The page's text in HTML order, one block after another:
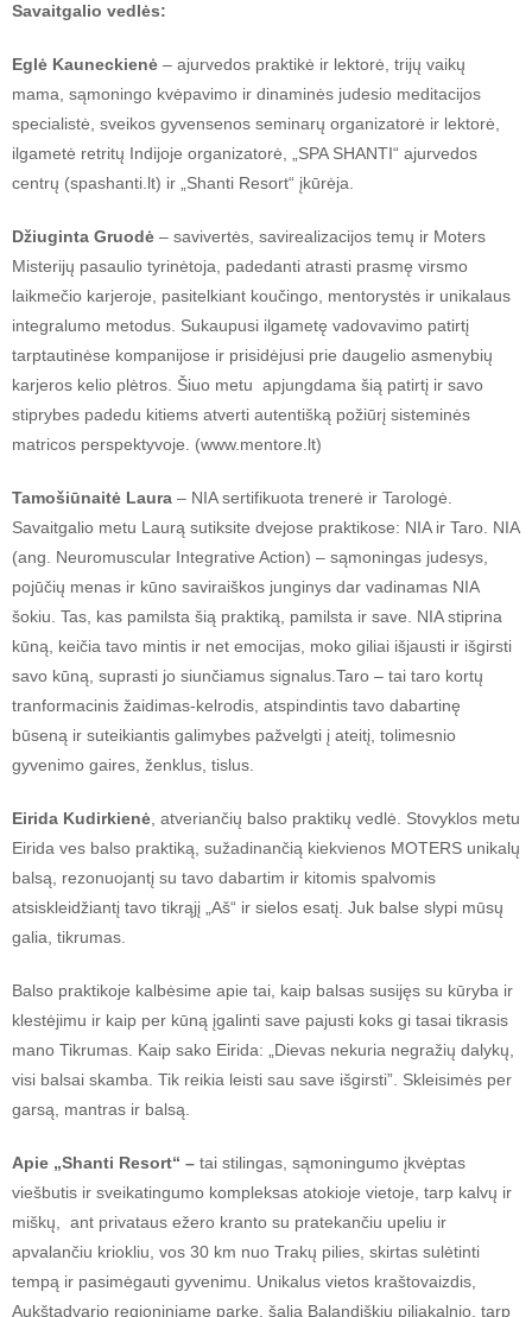
Savaitgalio vedlės:
Eglė Kauneckienė – ajurvedos praktikė ir lektorė, trijų vaikų
mama, sąmoningo kvėpavimo ir dinaminės judesio meditacijos
specialistė, sveikos gyvensenos seminarų organizatorė ir lektorė,
ilgametė retritų Indijoje organizatorė, „SPA SHANTI“ ajurvedos
centrų (spashanti.lt) ir „Shanti Resort“ įkūrėja.
Džiuginta Gruodė – savivertės, savirealizacijos temų ir Moters
Misterijų pasaulio tyrinėtoja, padedanti atrasti prasmę virsmo
laikmečio karjeroje, pasitelkiant koučingo, mentorystės ir unikalaus
integralumo metodus. Sukaupusi ilgametę vadovavimo patirtį
tarptautinėse kompanijose ir prisidėjusi prie daugelio asmenybių
karjeros kelio plėtros. Šiuo metu apjungdama šią patirtį ir savo
stiprybes padedu kitiems atverti autentišką požiūrį sisteminės
matricos perspektyvoje. (www.mentore.lt)
Tamošiūnaitė Laura – NIA sertifikuota trenerė ir Tarologė.
Savaitgalio metu Laurą sutiksite dvejose praktikose: NIA ir Taro. NIA
(ang. Neuromuscular Integrative Action) – sąmoningas judesys,
pojūčių menas ir kūno saviraiškos junginys dar vadinamas NIA
šokiu. Tas, kas pamilsta šią praktiką, pamilsta ir save. NIA stiprina
kūną, keičia tavo mintis ir net emocijas, moko giliai išjausti ir išgirsti
savo kūną, suprasti jo siunčiamus signalus.Taro – tai taro kortų
tranformacinis žaidimas-kelrodis, atspindintis tavo dabartinę
būseną ir suteikiantis galimybes pažvelgti į ateitį, tolimesnio
gyvenimo gaires, ženklus, tislus.
Eirida Kudirkienė , atveriančių balso praktikų vedlė. Stovyklos metu
Eirida ves balso praktiką, sužadinančią kiekvienos MOTERS unikalų
balsą, rezonuojantį su tavo dabartim ir kitomis spalvomis
atsiskleidžiantį tavo tikrąjį „Aš“ ir sielos esatį. Juk balse slypi mūsų
galia, tikrumas.
Balso praktikoje kalbėsime apie tai, kaip balsas susijęs su kūryba ir
klestėjimu ir kaip per kūną įgalinti save pajusti koks gi tasai tikrasis
mano Tikrumas. Kaip sako Eirida: „Dievas nekuria negražių dalykų,
visi balsai skamba. Tik reikia leisti sau save išgirsti”. Skleisimės per
garsą, mantras ir balsą.
Apie „Shanti Resort“ – tai stilingas, sąmoningumo įkvėptas
viešbutis ir sveikatingumo kompleksas atokioje vietoje, tarp kalvų ir
miškų, ant privataus ežero kranto su pratekančiu upeliu ir
apvalančiu kriokliu, vos 30 km nuo Trakų pilies, skirtas sulėtinti
tempą ir pasimėgauti gyvenimu. Unikalus vietos kraštovaizdis,
Aukštadvario regioniniame parke, šalia Balandiškių piliakalnio, tarp